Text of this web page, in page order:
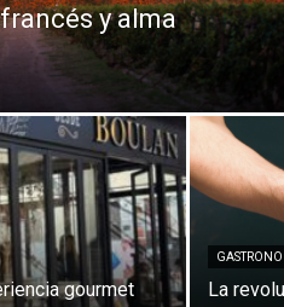
y alma
gourmet La